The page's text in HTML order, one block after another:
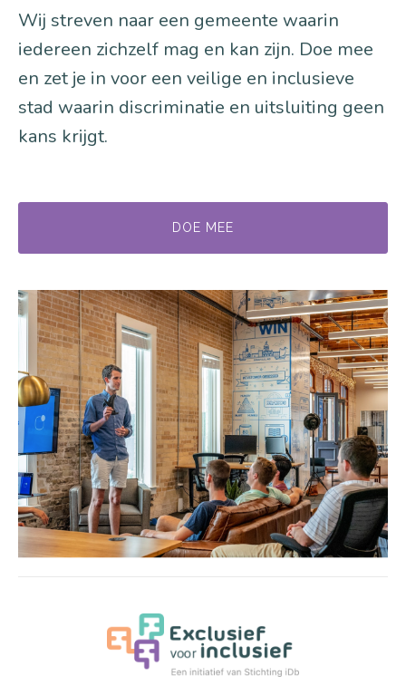
Wij streven naar een gemeente waarin
iedereen zichzelf mag en kan zijn. Doe mee
en zet je in voor een veilige en inclusieve
stad waarin discriminatie en uitsluiting geen
kans krijgt.
DOE MEE